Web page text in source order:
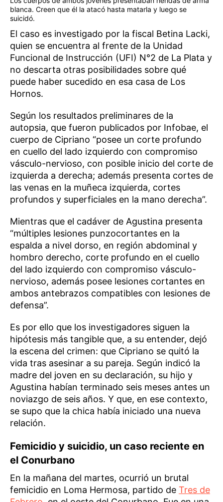
blanca. Creen que él la atacó hasta matarla y luego se
suicidó.
El caso es investigado por la fiscal Betina Lacki,
quien se encuentra al frente de la Unidad
Funcional de Instrucción (UFI) N°2 de La Plata y
no descarta otras posibilidades sobre qué
puede haber sucedido en esa casa de Los
Hornos.
Según los resultados preliminares de la
autopsia, que fueron publicados por Infobae, el
cuerpo de Cipriano “posee un corte profundo
en cuello del lado izquierdo con compromiso
vásculo-nervioso, con posible inicio del corte de
izquierda a derecha; además presenta cortes de
las venas en la muñeca izquierda, cortes
profundos y superficiales en la mano derecha”.
Mientras que el cadáver de Agustina presenta
“múltiples lesiones punzocortantes en la
espalda a nivel dorso, en región abdominal y
hombro derecho, corte profundo en el cuello
del lado izquierdo con compromiso vásculo-
nervioso, además posee lesiones cortantes en
ambos antebrazos compatibles con lesiones de
defensa”.
Es por ello que los investigadores siguen la
hipótesis más tangible que, a su entender, dejó
la escena del crimen: que Cipriano se quitó la
vida tras asesinar a su pareja. Según indicó la
madre del joven en su declaración, su hijo y
Agustina habían terminado seis meses antes un
noviazgo de seis años. Y que, en ese contexto,
se supo que la chica había iniciado una nueva
relación.
Femicidio y suicidio, un caso reciente en
el Conurbano
En la mañana del martes, ocurrió un brutal
femicidio en Loma Hermosa, partido de Tres de